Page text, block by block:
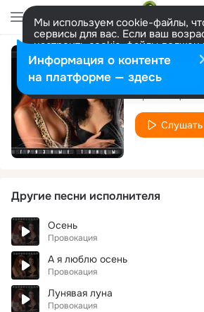
Мы используем cookie-файлы,
сервисы для вас. Если ваш
настроить cookie-файлы должен
представитель. Больше
Разрешить все Настроить
Губы
Провокация
Слушать
Другие песни исполнителя
Осень
Провокация
А я люблю осень
Провокация
Лунявая луна
Провокация
Информация о контенте
на платформе — здесь